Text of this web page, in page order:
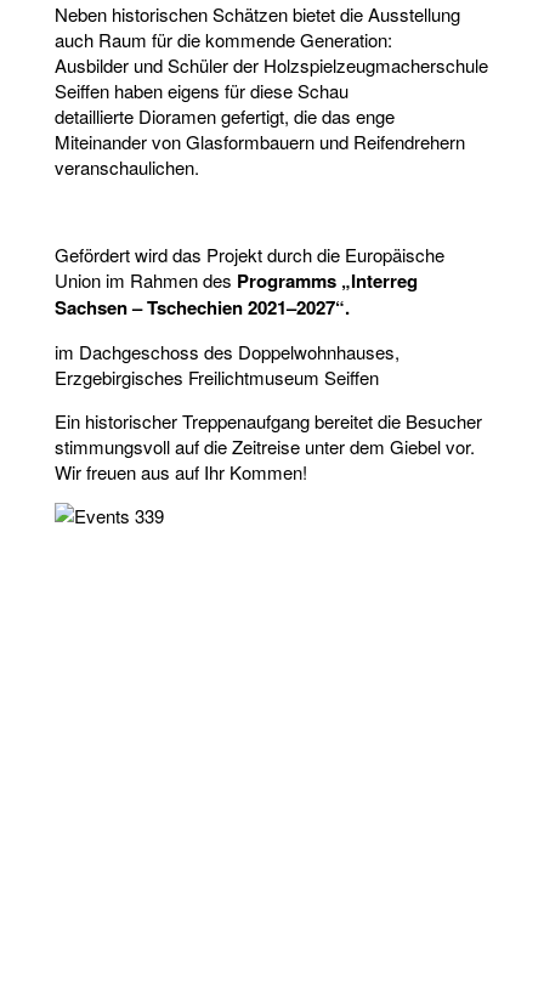
Neben historischen Schätzen bietet die Ausstellung
auch Raum für die kommende Generation:
Ausbilder und Schüler der Holzspielzeugmacherschule
Seiffen haben eigens für diese Schau
detaillierte Dioramen gefertigt, die das enge
Miteinander von Glasformbauern und Reifendrehern
veranschaulichen.
Gefördert wird das Projekt durch die Europäische
Union im Rahmen des Programms „Interreg
Sachsen – Tschechien 2021–2027“.
im Dachgeschoss des Doppelwohnhauses,
Erzgebirgisches Freilichtmuseum Seiffen
Ein historischer Treppenaufgang bereitet die Besucher
stimmungsvoll auf die Zeitreise unter dem Giebel vor.
Wir freuen aus auf Ihr Kommen!